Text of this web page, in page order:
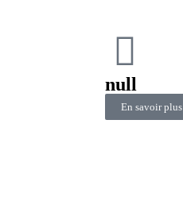
null
En savoir plus